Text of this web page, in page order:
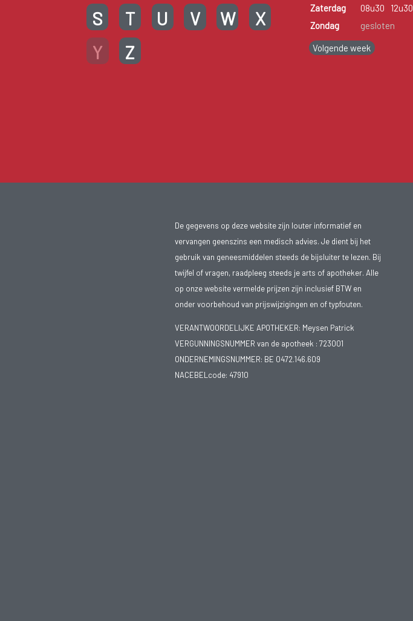
S
T U V W
X
Y
Z
Zaterdag
08u30
12u30
Zondag
gesloten
Volgende week
De gegevens op deze website zijn louter informatief en
vervangen geenszins een medisch advies. Je dient bij het
gebruik van geneesmiddelen steeds de bijsluiter te lezen. Bij
twijfel of vragen, raadpleeg steeds je arts of apotheker. Alle
op onze website vermelde prijzen zijn inclusief BTW en
onder voorbehoud van prijswijzigingen en of typfouten.
VERANTWOORDELIJKE APOTHEKER: Meysen Patrick
VERGUNNINGSNUMMER van de apotheek : 723001
ONDERNEMINGSNUMMER: BE 0472.146.609
NACEBELcode: 47910